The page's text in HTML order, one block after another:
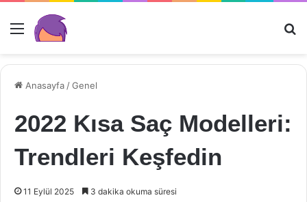
Menü
Anasayfa /Genel
2022 Kısa Saç Modelleri:
Trendleri Keşfedin
11 Eylül 2025 3 dakika okuma süresi